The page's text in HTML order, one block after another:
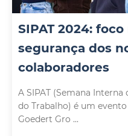
SIPAT 2024:
segurança dos
colaboradores
A SIPAT (Semana
do Trabalho) é um
Goedert Gro ...